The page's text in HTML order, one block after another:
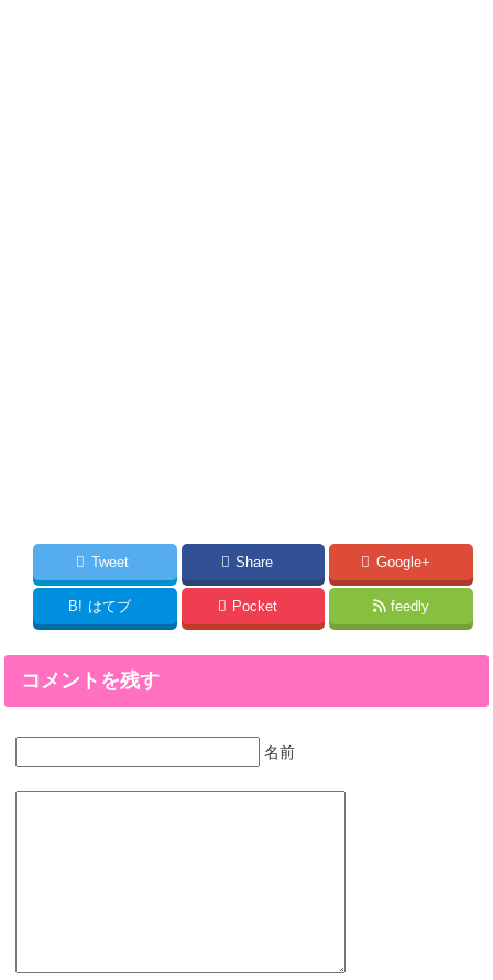
Tweet Share Google+
B! はてブ Pocket feedly
コメントを残す
名前